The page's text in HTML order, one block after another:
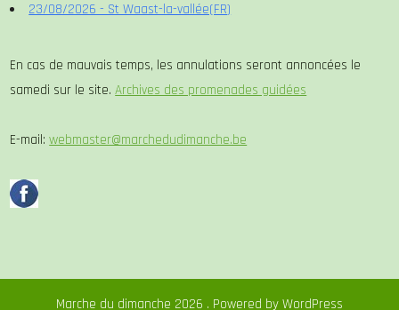
23/08/2026 - St Waast-la-vallée(FR)
En cas de mauvais temps, les annulations seront annoncées le
samedi sur le site.Archives des promenades guidées
E-mail:webmaster@marchedudimanche.be
Marche du dimanche 2026 . Powered by WordPress